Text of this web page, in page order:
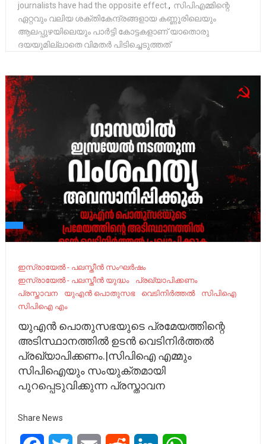
journalists have had the opposite effect., സിപിഎമ്മിന്റെ
ഏറ്റവും വലിയ ശക്തികേന്ദ്രങ്ങളായ കണ്ണൂരിലെയും
ആലപ്പുഴയിലെയും പാർട്ടി കോട്ടകളാണ് യാതൊരു
ദയയുമില്ലാതെ വിമതർ പിടിച്ചെടുത്തത്
ഇസ്രായേല്‍ - പലസ്തീന്‍ സംഘര്‍ഷം
ഇസ്രായേൽ - പലസ്തീൻ യുദ്ധം
പ്രഖ്യാപിക്കണം
പ്രസ്താവന
യുഎൻ പൊതുസഭ വെടിനിര്‍ത്തല്‍
സിപിഐ
സിപിഐ എം
യുഎൻ പൊതുസഭയുടെ പ്രമേയത്തിന്റെ
അടിസ്ഥാനത്തിൽ ഉടൻ വെടിനിർത്തൽ
പ്രഖ്യാപിക്കണം.|സിപിഐ എമ്മും
സിപിഐയും സംയുക്തമായി
പുറപ്പെടുവിക്കുന്ന പ്രസ്താവന
Share News